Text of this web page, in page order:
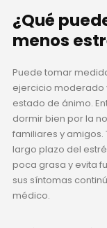
¿Qué
menos
Puede tomar
ejercicio moderado
estado de ánimo.
dormir bien por la
familiares y
largo plazo del
poca grasa y evita
sus síntomas
médico.